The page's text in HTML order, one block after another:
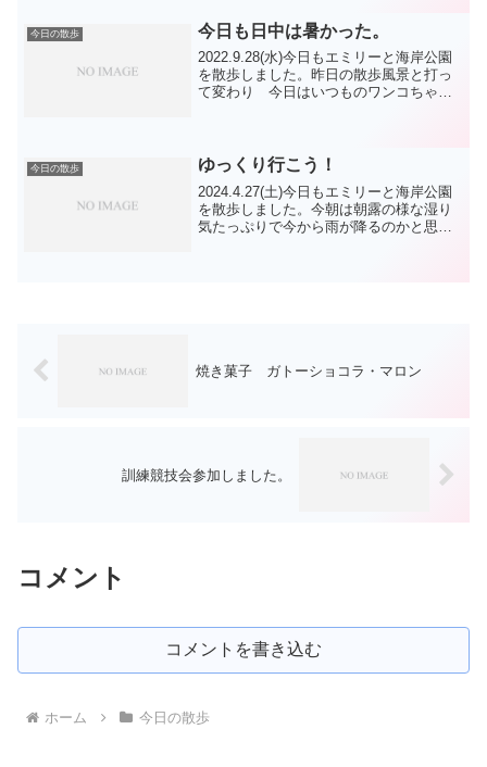
の気温がいい様...
今日の散歩 今日も日中は暑かった。
2022.9.28(水)今日もエミリーと海岸公園
を散歩しました。昨日の散歩風景と打っ
て変わり 今日はいつものワンコちゃん
で大きな違い...
今日の散歩 ゆっくり行こう！
2024.4.27(土)今日もエミリーと海岸公園
を散歩しました。今朝は朝露の様な湿り
気たっぷりで今から雨が降るのかと思わ
焼き菓子 ガトーショコラ・マロン
訓練競技会参加しました。
コメント
コメントを書き込む
ホーム 今日の散歩